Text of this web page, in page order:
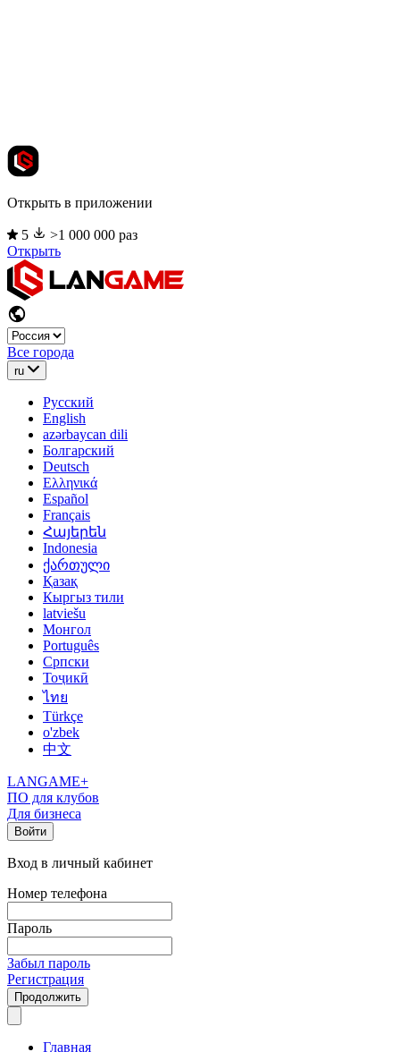
Открыть в приложении
5
>1 000 000 раз
Открыть
Все города
ru
Русский
English
azərbaycan dili
Болгарский
Deutsch
Ελληνικά
Español
Français
Հայերեն
Indonesia
ქართული
Қазақ
Кыргыз тили
latviešu
Монгол
Português
Српски
Тоҷикӣ
ไทย
Türkçe
o'zbek
中文
LANGAME+
ПО для клубов
Для бизнеса
Войти
Вход в личный кабинет
Номер телефона
Пароль
Забыл пароль
Регистрация
Продолжить
Главная